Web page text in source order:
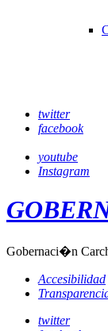
twitter
facebook
youtube
Instagram
Gobernaci�n
Accesibilidad
twitter